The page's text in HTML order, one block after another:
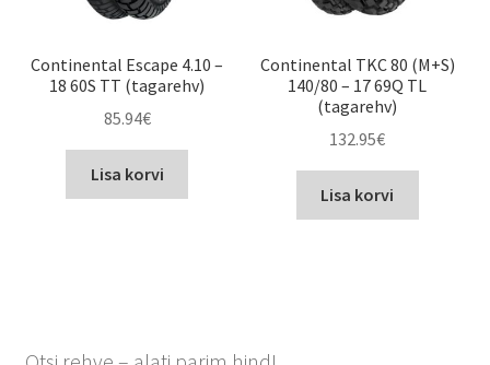
Continental Escape 4.10 –
18 60S TT (tagarehv)
85.94€
Lisa korvi
Continental TKC 80 (M+S)
140/80 – 17 69Q TL
(tagarehv)
132.95€
Lisa korvi